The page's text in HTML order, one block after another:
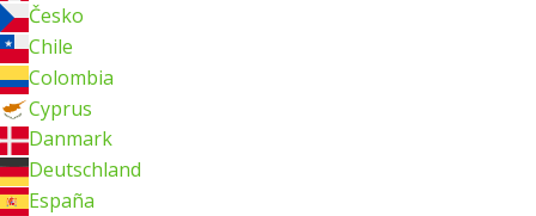
Česko
Chile
Colombia
Cyprus
Danmark
Deutschland
España